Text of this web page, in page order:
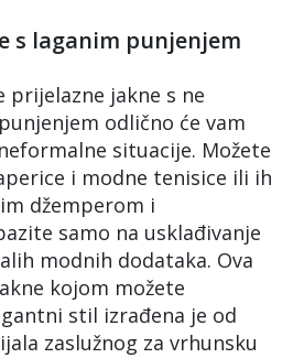
s laganim punjenjem
prijelazne jakne s ne
odlično će vam
situacije. Možete
i modne tenisice ili ih
džemperom i
samo na usklađivanje
modnih dodataka. Ova
kojom možete
stil izrađena je od
zaslužnog za vrhunsku